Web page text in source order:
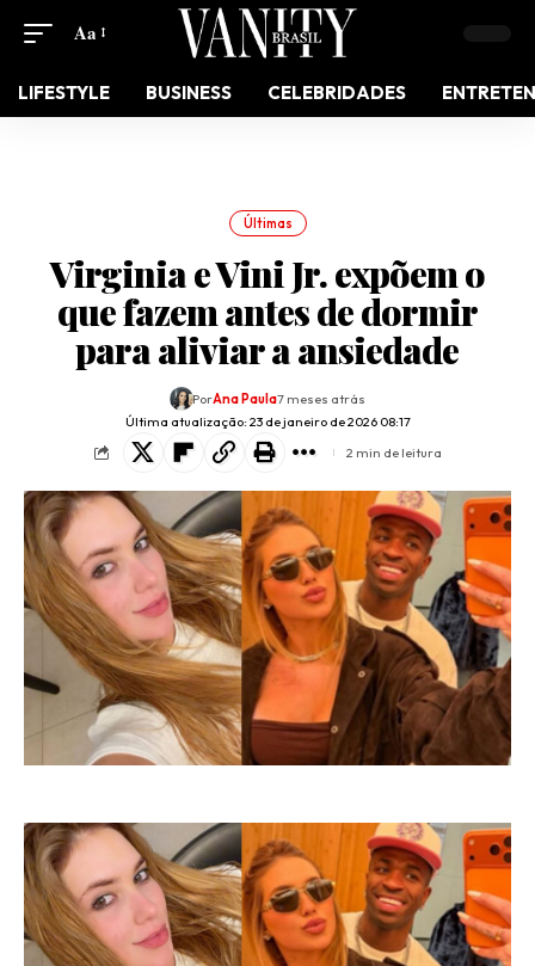
Aa
LIFESTYLE BUSINESS CELEBRIDADES
Últimas
Virginia e Vini Jr. expõem o
que fazem antes de dormir
para aliviar a ansiedade
Última atualização: 23 de janeiro de 2026 08:17
PorAna Paula7 meses atrás
2 min de leitura